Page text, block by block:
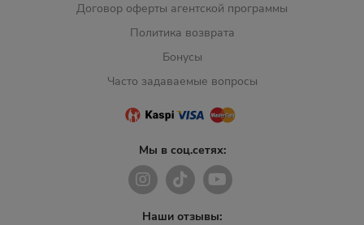
Договор оферты агентской программы
Политика возврата
Бонусы
Часто задаваемые вопросы
Мы в соц.сетях:
Наши отзывы: